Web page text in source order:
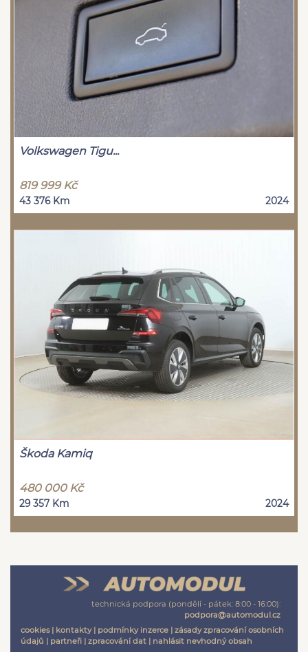
Volkswagen Tigu...
819 999 Kč
43 376 Km 2024
Škoda Kamiq
480 000 Kč
29 357 Km 2024
technická podpora (pondělí - pátek: 8:00 - 16:00):
podpora@automodul.cz
cookies| kontakty| podmínky inzerce | zásady zpracování osobních
údajů | partneři | zpracování dat | nahlásit nevhodný obsah